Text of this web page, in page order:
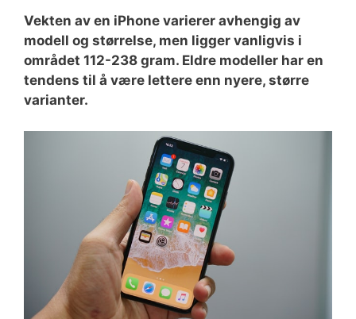
Vekten av en iPhone varierer avhengig av
modell og størrelse, men ligger vanligvis i
området 112-238 gram. Eldre modeller har en
tendens til å være lettere enn nyere, større
varianter.